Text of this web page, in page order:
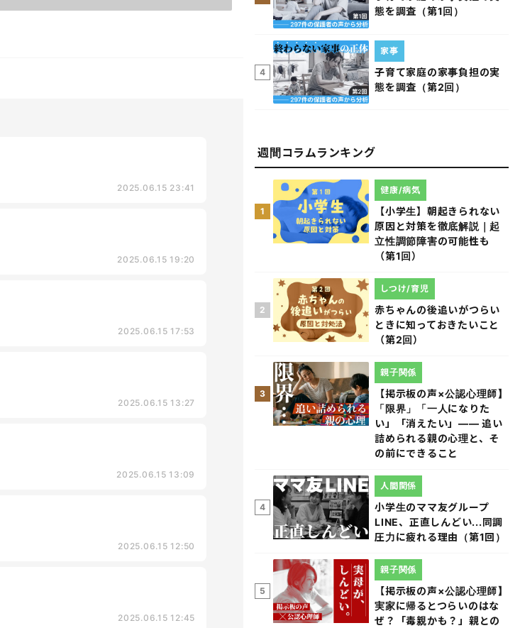
2025.06.15 23:41
2025.06.15 19:20
2025.06.15 17:53
2025.06.15 13:27
2025.06.15 13:09
2025.06.15 12:50
2025.06.15 12:45
態を調査（第1回）
4
子育て家庭の家事負担の実
態を調査（第2回）
家事
週間コラムランキング
1
【小学生】朝起きられない
原因と対策を徹底解説｜起
立性調節障害の可能性も
（第1回）
健康/病気
2
赤ちゃんの後追いがつらい
ときに知っておきたいこと
（第2回）
しつけ/育児
3
【掲示板の声×公認心理師】
「限界」「一人になりた
い」「消えたい」―― 追い
詰められる親の心理と、そ
の前にできること
親子関係
4
小学生のママ友グループ
LINE、正直しんどい...同調
圧力に疲れる理由（第1回）
人間関係
5
【掲示板の声×公認心理師】
実家に帰るとつらいのはな
ぜ？「毒親かも？」親との
親子関係